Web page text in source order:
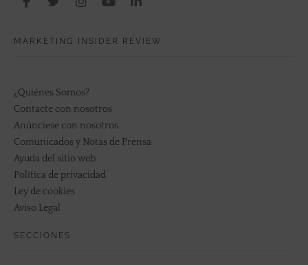
MARKETING INSIDER REVIEW
¿Quiénes Somos?
Contacte con nosotros
Anúnciese con nosotros
Comunicados y Notas de Prensa
Ayuda del sitio web
Política de privacidad
Ley de cookies
Aviso Legal
SECCIONES